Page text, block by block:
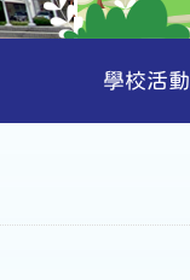
學校活動